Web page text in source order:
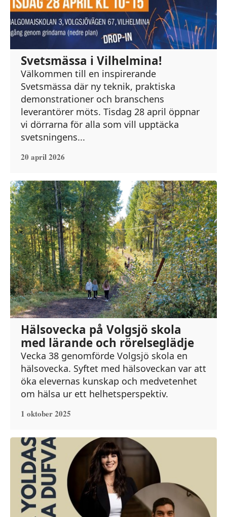
Svetsmässa i Vilhelmina!
Välkommen till en inspirerande
Svetsmässa där ny teknik, praktiska
demonstrationer och branschens
leverantörer möts. Tisdag 28 april öppnar
vi dörrarna för alla som vill upptäcka
svetsningens...
20 april 2026
Hälsovecka på Volgsjö skola
med lärande och rörelseglädje
Vecka 38 genomförde Volgsjö skola en
hälsovecka. Syftet med hälsoveckan var att
öka elevernas kunskap och medvetenhet
om hälsa ur ett helhetsperspektiv.
1 oktober 2025